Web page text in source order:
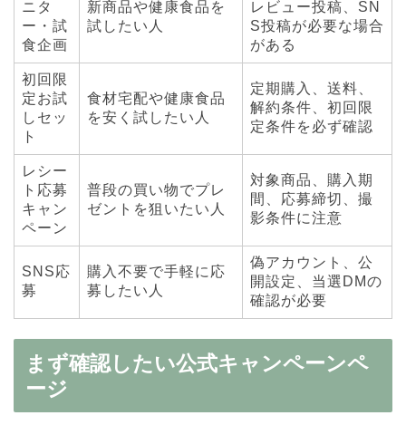
ニタ
ー・試
食企画
新商品や健康食品を
試したい人
レビュー投稿、SN
S投稿が必要な場合
がある
初回限
定お試
しセッ
ト
食材宅配や健康食品
を安く試したい人
定期購入、送料、
解約条件、初回限
定条件を必ず確認
レシー
ト応募
キャン
ペーン
普段の買い物でプレ
ゼントを狙いたい人
対象商品、購入期
間、応募締切、撮
影条件に注意
SNS応
募
購入不要で手軽に応
募したい人
偽アカウント、公
開設定、当選DMの
確認が必要
まず確認したい公式キャンペーンペ
ージ